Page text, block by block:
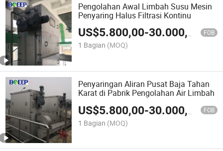
Pengolahan Awal Limbah Susu Mesin
Penyaring Halus Filtrasi Kontinu
US$5.800,00-30.000,00 FOB
1 Bagian (MOQ)
Penyaringan Aliran Pusat Baja Tahan
Karat di Pabrik Pengolahan Air Limbah
US$5.800,00-30.000,00 FOB
1 Bagian (MOQ)